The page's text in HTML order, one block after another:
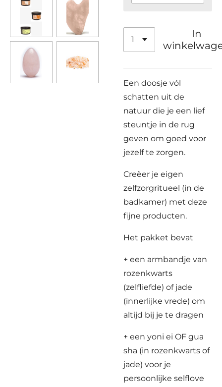
In
Een doosje vól
schatten uit de
natuur die je een lief
steuntje in de rug
geven om goed voor
jezelf te zorgen.
Creëer je eigen
zelfzorgritueel (in de
badkamer) met deze
fijne producten.
Het pakket bevat
+ een armbandje van
rozenkwarts
(zelfliefde) of jade
(innerlijke vrede) om
altijd bij je te dragen
+ een yoni ei OF gua
sha (in rozenkwarts of
jade) voor je
persoonlijke selflove